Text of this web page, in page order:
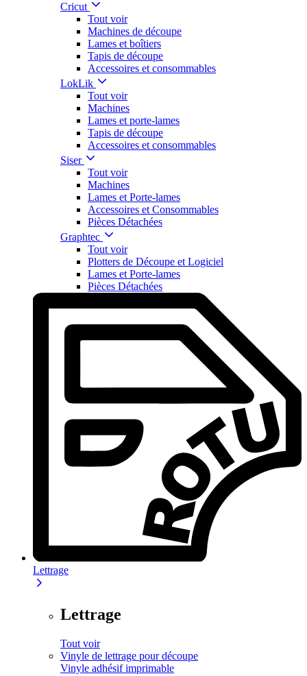
Cricut
Tout voir
Machines de découpe
Lames et boîtiers
Tapis de découpe
Accessoires et consommables
LokLik
Tout voir
Machines
Lames et porte-lames
Tapis de découpe
Accessoires et consommables
Siser
Tout voir
Machines
Lames et Porte-lames
Accessoires et Consommables
Pièces Détachées
Graphtec
Tout voir
Plotters de Découpe et Logiciel
Lames et Porte-lames
Pièces Détachées
Lettrage
Lettrage
Tout voir
Vinyle de lettrage pour découpe
Vinyle adhésif imprimable